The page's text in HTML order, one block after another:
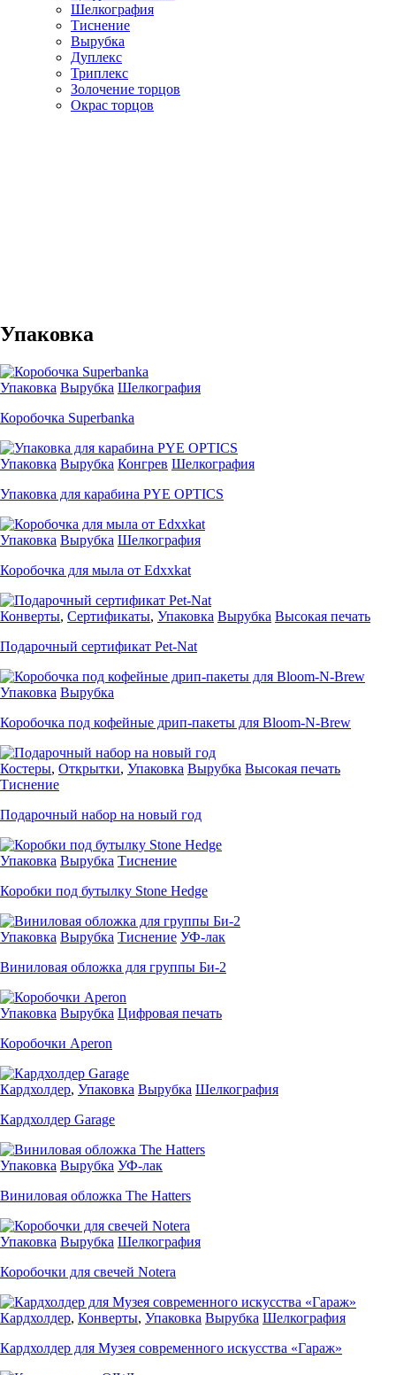
Шелкография
Тиснение
Вырубка
Дуплекс
Триплекс
Золочение торцов
Окрас торцов
Упаковка
Упаковка Вырубка Шелкография
Коробочка Superbanka
Упаковка Вырубка Конгрев Шелкография
Упаковка для карабина PYE OPTICS
Упаковка Вырубка Шелкография
Коробочка для мыла от Edxxkat
Конверты, Сертификаты, Упаковка Вырубка Высокая печать
Подарочный сертификат Pet-Nat
Упаковка Вырубка
Коробочка под кофейные дрип-пакеты для Bloom-N-Brew
Костеры, Открытки, Упаковка Вырубка Высокая печать
Тиснение
Подарочный набор на новый год
Упаковка Вырубка Тиснение
Коробки под бутылку Stone Hedge
Упаковка Вырубка Тиснение УФ-лак
Виниловая обложка для группы Би-2
Упаковка Вырубка Цифровая печать
Коробочки Aperon
Кардхолдер, Упаковка Вырубка Шелкография
Кардхолдер Garage
Упаковка Вырубка УФ-лак
Виниловая обложка The Hatters
Упаковка Вырубка Шелкография
Коробочки для свечей Notera
Кардхолдер, Конверты, Упаковка Вырубка Шелкография
Кардхолдер для Музея современного искусства «Гараж»